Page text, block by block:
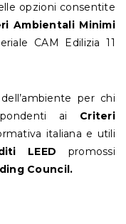
opzioni consentite
Ambientali Minimi
CAM Edilizia 11
per chi
ai Criteri
italiana e utili
LEED promossi
Council.